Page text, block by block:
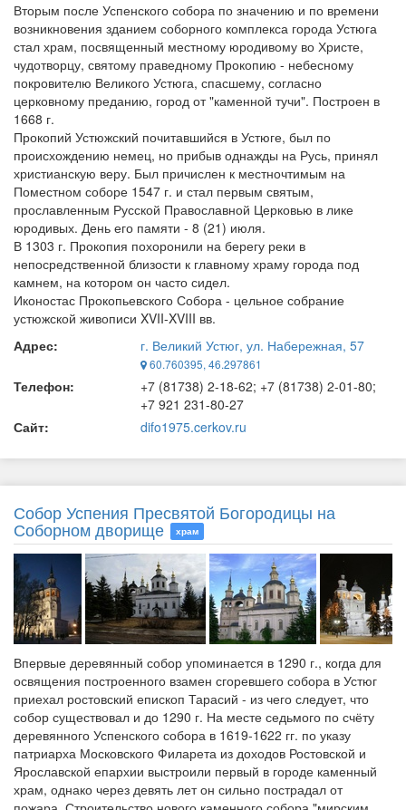
Вторым после Успенского собора по значению и по времени
возникновения зданием соборного комплекса города Устюга
стал храм, посвященный местному юродивому во Христе,
чудотворцу, святому праведному Прокопию - небесному
покровителю Великого Устюга, спасшему, согласно
церковному преданию, город от "каменной тучи". Построен в
1668 г.
Прокопий Устюжский почитавшийся в Устюге, был по
происхождению немец, но прибыв однажды на Русь, принял
христианскую веру. Был причислен к местночтимым на
Поместном соборе 1547 г. и стал первым святым,
прославленным Русской Православной Церковью в лике
юродивых. День его памяти - 8 (21) июля.
В 1303 г. Прокопия похоронили на берегу реки в
непосредственной близости к главному храму города под
камнем, на котором он часто сидел.
Иконостас Прокопьевского Собора - цельное собрание
устюжской живописи XVII-XVIII вв.
Адрес:
г. Великий Устюг, ул. Набережная, 57
60.760395, 46.297861
Телефон:
+7 (81738) 2-18-62; +7 (81738) 2-01-80;
+7 921 231-80-27
Сайт:
difo1975.cerkov.ru
Собор Успения Пресвятой Богородицы на
Соборном дворище храм
Впервые деревянный собор упоминается в 1290 г., когда для
освящения построенного взамен сгоревшего собора в Устюг
приехал ростовский епископ Тарасий - из чего следует, что
собор существовал и до 1290 г. На месте седьмого по счёту
деревянного Успенского собора в 1619-1622 гг. по указу
патриарха Московского Филарета из доходов Ростовской и
Ярославской епархии выстроили первый в городе каменный
храм, однако через девять лет он сильно пострадал от